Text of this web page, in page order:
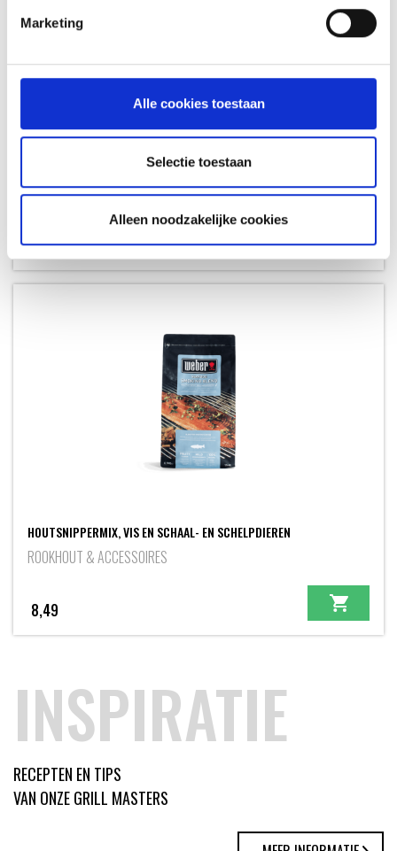
Marketing
Alle cookies toestaan
Selectie toestaan
Alleen noodzakelijke cookies
GRILLKORVEN
24,49
HOUTSNIPPERMIX, VIS EN SCHAAL- EN SCHELPDIEREN
ROOKHOUT & ACCESSOIRES
8,49
INSPIRATIE
RECEPTEN EN TIPS
VAN ONZE GRILL MASTERS